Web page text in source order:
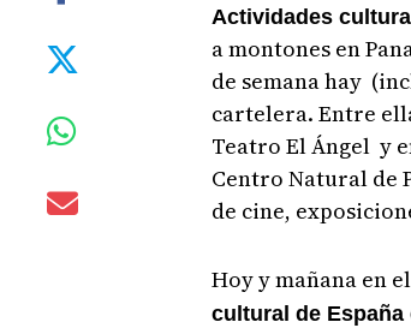
Actividades
a montones en
de semana hay
cartelera. Entre
Teatro El Ángel y
Centro Natural de
de cine,
Hoy y mañana en
cultural de España